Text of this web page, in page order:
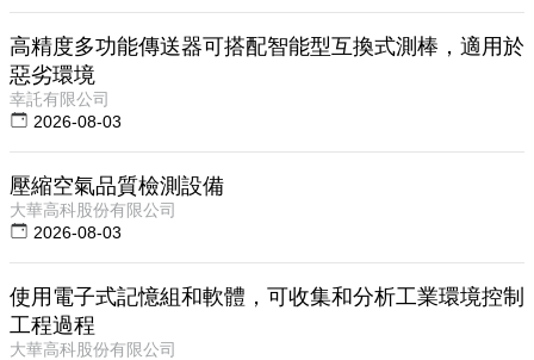
高精度多功能傳送器可搭配智能型互換式測棒，適用於
惡劣環境
幸託有限公司
2026-08-03
壓縮空氣品質檢測設備
大華高科股份有限公司
2026-08-03
使用電子式記憶組和軟體，可收集和分析工業環境控制
工程過程
大華高科股份有限公司